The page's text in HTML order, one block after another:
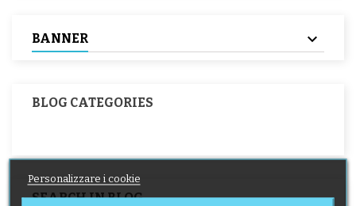
BANNER
BLOG CATEGORIES
SEARCH IN BLOG
Personalizzare i cookie